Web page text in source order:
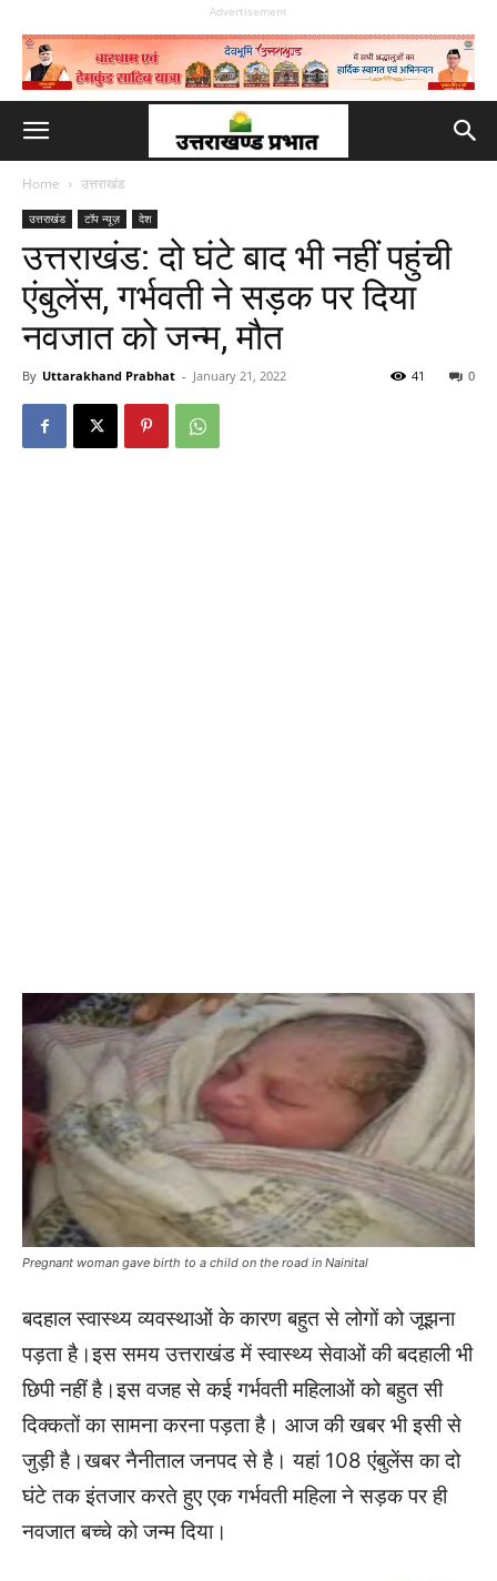
Advertisement
Home उत्तराखंड
उत्तराखंड टॉप न्यूज़ देश
उत्तराखंड: दो घंटे बाद भी नहीं पहुंची
एंबुलेंस, गर्भवती ने सड़क पर दिया
नवजात को जन्म, मौत
By Uttarakhand Prabhat - January 21, 2022 0
41
Pregnant woman gave birth to a child on the road in Nainital
बदहाल स्वास्थ्य व्यवस्थाओं के कारण बहुत से लोगों को जूझना
पड़ता है।इस समय उत्तराखंड में स्वास्थ्य सेवाओं की बदहाली भी
छिपी नहीं है।इस वजह से कई गर्भवती महिलाओं को बहुत सी
दिक्कतों का सामना करना पड़ता है। आज की खबर भी इसी से
जुड़ी है।खबर नैनीताल जनपद से है। यहां 108 एंबुलेंस का दो
घंटे तक इंतजार करते हुए एक गर्भवती महिला ने सड़क पर ही
नवजात बच्चे को जन्म दिया।